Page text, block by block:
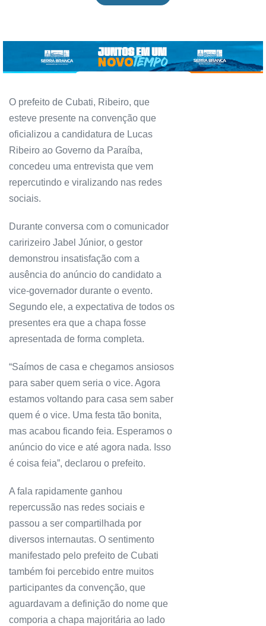
O prefeito de Cubati, Ribeiro, que
esteve presente na convenção que
oficializou a candidatura de Lucas
Ribeiro ao Governo da Paraíba,
concedeu uma entrevista que vem
repercutindo e viralizando nas redes
sociais.
Durante conversa com o comunicador
caririzeiro Jabel Júnior, o gestor
demonstrou insatisfação com a
ausência do anúncio do candidato a
vice-governador durante o evento.
Segundo ele, a expectativa de todos os
presentes era que a chapa fosse
apresentada de forma completa.
“Saímos de casa e chegamos ansiosos
para saber quem seria o vice. Agora
estamos voltando para casa sem saber
quem é o vice. Uma festa tão bonita,
mas acabou ficando feia. Esperamos o
anúncio do vice e até agora nada. Isso
é coisa feia”, declarou o prefeito.
A fala rapidamente ganhou
repercussão nas redes sociais e
passou a ser compartilhada por
diversos internautas. O sentimento
manifestado pelo prefeito de Cubati
também foi percebido entre muitos
participantes da convenção, que
aguardavam a definição do nome que
comporia a chapa majoritária ao lado